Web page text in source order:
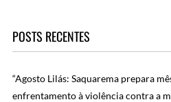
POSTS RECENTES
“Agosto Lilás: Saquarema prepara
enfrentamento à violência contra a